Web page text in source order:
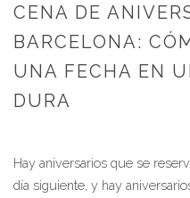
CENA DE
BARCELONA:
UNA FECHA EN
DURA
Hay aniversarios que se
día siguiente, y hay